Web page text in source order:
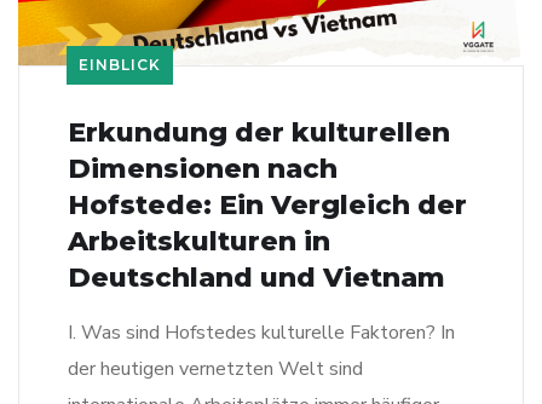
EINBLICK
Erkundung der kulturellen
Dimensionen nach
Hofstede: Ein Vergleich der
Arbeitskulturen in
Deutschland und Vietnam
I. Was sind Hofstedes kulturelle Faktoren? In
der heutigen vernetzten Welt sind